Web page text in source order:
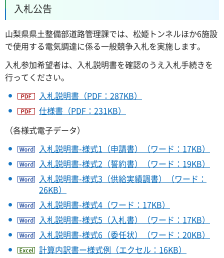
入札公告
山梨県県土整備部道路管理課では、松姫トンネルほか6施設
で使用する電気調達に係る一般競争入札を実施します。
入札参加希望者は、入札説明書を確認のうえ入札手続きを
行ってください。
入札説明書（PDF：287KB）
仕様書（PDF：231KB）
（各様式電子データ）
入札説明書-様式1（申請書）（ワード：17KB）
入札説明書-様式2（誓約書）（ワード：19KB）
入札説明書-様式3（供給実績調書）（ワード：
26KB）
入札説明書-様式4（ワード：17KB）
入札説明書-様式5（入札書）（ワード：17KB）
入札説明書-様式6（委任状）（ワード：20KB）
計算内訳書ー様式例（エクセル：16KB）